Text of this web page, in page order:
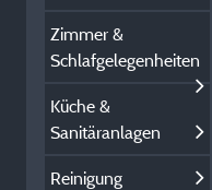
Zimmer &
Schlafgelegenheiten
Küche &
Sanitäranlagen
Reinigung